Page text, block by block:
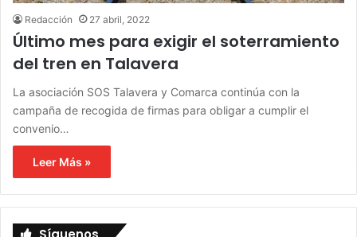
Redacción 27 abril, 2022
Último mes para exigir el soterramiento
del tren en Talavera
La asociación SOS Talavera y Comarca continúa con la
campaña de recogida de firmas para obligar a cumplir el
convenio…
Leer Más »